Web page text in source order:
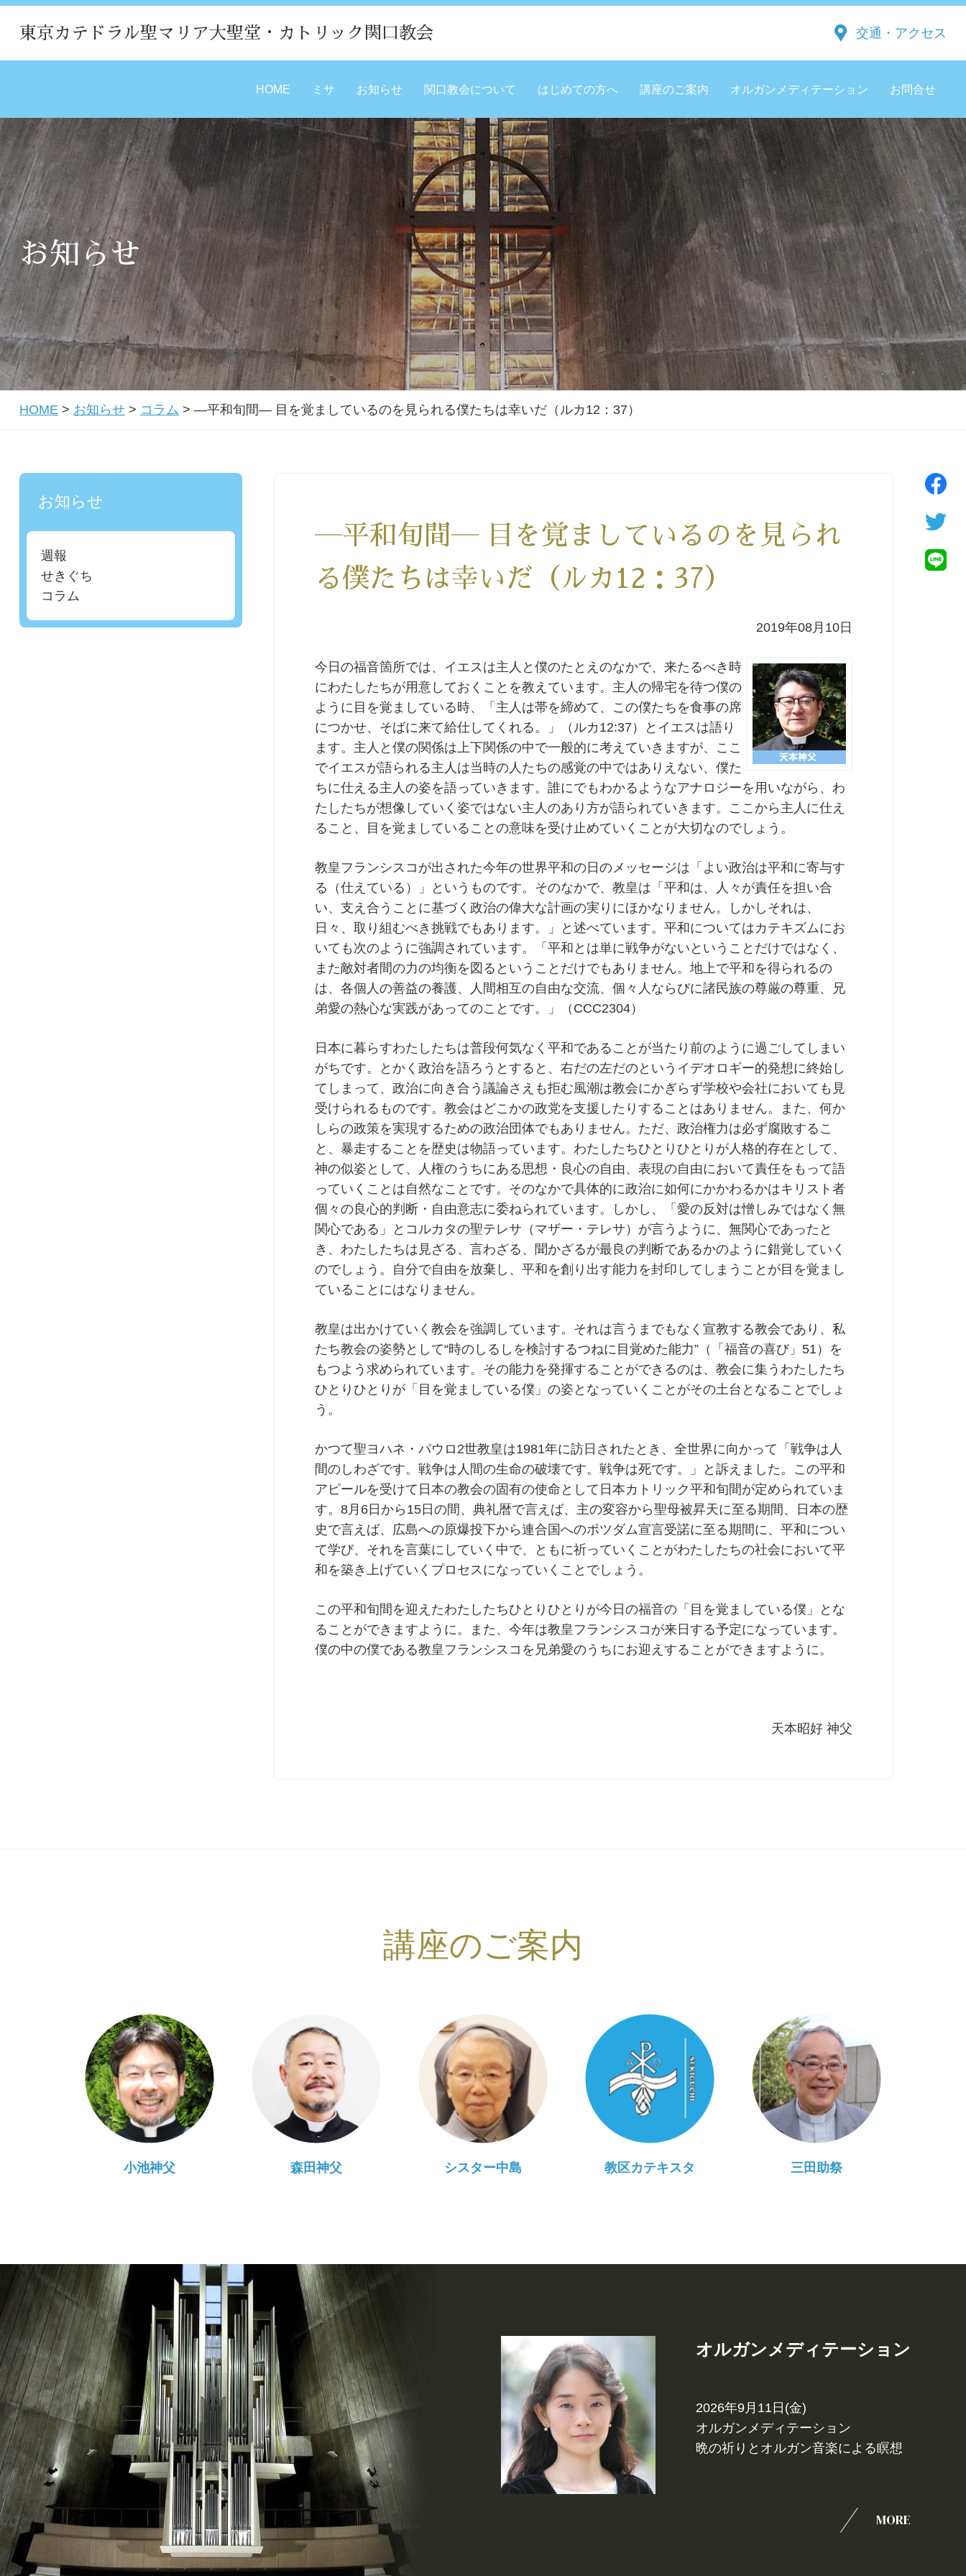
東京カテドラル聖マリア大聖堂・カトリック関口教会 交通・アクセス
HOME ミサ お知らせ 関口教会について はじめての方へ 講座のご案内 オルガンメディテーション お問合せ
お知らせ
HOME > お知らせ > コラム > ―平和旬間― 目を覚ましているのを見られる僕たちは幸いだ（ルカ12：37）
―平和旬間― 目を覚ましているのを見られ
る僕たちは幸いだ（ルカ12：37）
2019年08月10日
今日の福音箇所では、イエスは主人と僕のたとえのなかで、来たるべき時
にわたしたちが用意しておくことを教えています。主人の帰宅を待つ僕の
ように目を覚ましている時、「主人は帯を締めて、この僕たちを食事の席
につかせ、そばに来て給仕してくれる。」（ルカ12:37）とイエスは語り
ます。主人と僕の関係は上下関係の中で一般的に考えていきますが、ここ
でイエスが語られる主人は当時の人たちの感覚の中ではありえない、僕た
ちに仕える主人の姿を語っていきます。誰にでもわかるようなアナロジーを用いながら、わ
たしたちが想像していく姿ではない主人のあり方が語られていきます。ここから主人に仕え
ること、目を覚ましていることの意味を受け止めていくことが大切なのでしょう。
教皇フランシスコが出された今年の世界平和の日のメッセージは「よい政治は平和に寄与す
る（仕えている）」というものです。そのなかで、教皇は「平和は、人々が責任を担い合
い、支え合うことに基づく政治の偉大な計画の実りにほかなりません。しかしそれは、
日々、取り組むべき挑戦でもあります。」と述べています。平和についてはカテキズムにお
いても次のように強調されています。「平和とは単に戦争がないということだけではなく、
また敵対者間の力の均衡を図るということだけでもありません。地上で平和を得られるの
は、各個人の善益の養護、人間相互の自由な交流、個々人ならびに諸民族の尊厳の尊重、兄
弟愛の熱心な実践があってのことです。」（CCC2304）
日本に暮らすわたしたちは普段何気なく平和であることが当たり前のように過ごしてしまい
がちです。とかく政治を語ろうとすると、右だの左だのというイデオロギー的発想に終始し
てしまって、政治に向き合う議論さえも拒む風潮は教会にかぎらず学校や会社においても見
受けられるものです。教会はどこかの政党を支援したりすることはありません。また、何か
しらの政策を実現するための政治団体でもありません。ただ、政治権力は必ず腐敗するこ
と、暴走することを歴史は物語っています。わたしたちひとりひとりが人格的存在として、
神の似姿として、人権のうちにある思想・良心の自由、表現の自由において責任をもって語
っていくことは自然なことです。そのなかで具体的に政治に如何にかかわるかはキリスト者
個々の良心的判断・自由意志に委ねられています。しかし、「愛の反対は憎しみではなく無
関心である」とコルカタの聖テレサ（マザー・テレサ）が言うように、無関心であったと
き、わたしたちは見ざる、言わざる、聞かざるが最良の判断であるかのように錯覚していく
のでしょう。自分で自由を放棄し、平和を創り出す能力を封印してしまうことが目を覚まし
ていることにはなりません。
教皇は出かけていく教会を強調しています。それは言うまでもなく宣教する教会であり、私
たち教会の姿勢として“時のしるしを検討するつねに目覚めた能力”（「福音の喜び」51）を
もつよう求められています。その能力を発揮することができるのは、教会に集うわたしたち
ひとりひとりが「目を覚ましている僕」の姿となっていくことがその土台となることでしょ
う。
かつて聖ヨハネ・パウロ2世教皇は1981年に訪日されたとき、全世界に向かって「戦争は人
間のしわざです。戦争は人間の生命の破壊です。戦争は死です。」と訴えました。この平和
アピールを受けて日本の教会の固有の使命として日本カトリック平和旬間が定められていま
す。8月6日から15日の間、典礼暦で言えば、主の変容から聖母被昇天に至る期間、日本の歴
史で言えば、広島への原爆投下から連合国へのポツダム宣言受諾に至る期間に、平和につい
て学び、それを言葉にしていく中で、ともに祈っていくことがわたしたちの社会において平
和を築き上げていくプロセスになっていくことでしょう。
この平和旬間を迎えたわたしたちひとりひとりが今日の福音の「目を覚ましている僕」とな
ることができますように。また、今年は教皇フランシスコが来日する予定になっています。
僕の中の僕である教皇フランシスコを兄弟愛のうちにお迎えすることができますように。
天本昭好 神父
お知らせ
週報
せきぐち
コラム
講座のご案内
小池神父 森田神父 シスター中島 教区カテキスタ 三田助祭
オルガンメディテーション
2026年9月11日(金)
オルガンメディテーション
晩の祈りとオルガン音楽による瞑想
MORE